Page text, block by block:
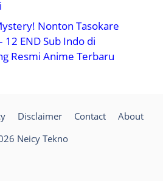
Nonton Tasokare
12 END Sub Indo di
Resmi Anime Terbaru
Disclaimer Contact
About
Neicy Tekno